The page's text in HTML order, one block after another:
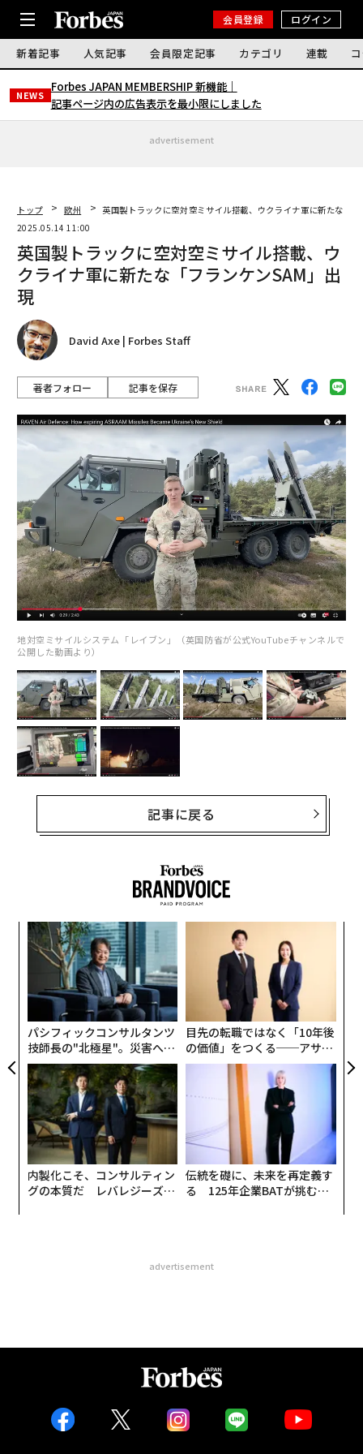
会員登録 ログイン
新着記事 人気記事 会員限定記事 カテゴリ 連載
NEWS
Forbes JAPAN MEMBERSHIP 新機能｜
記事ページ内の広告表示を最小限にしました
advertisement
トップ 欧州
英国製トラックに空対空ミサイル搭載、ウクライナ軍に新たな「
2025.05.14 11:00
英国製トラックに空対空ミサイル搭載、ウ
クライナ軍に新たな「フランケンSAM」出
現
David Axe | Forbes Staff
著者フォロー 記事を保存
地対空ミサイルシステム「レイブン」（英国防省が公式YouTubeチャンネルで
公開した動画より）
記事に戻る
パシフィックコンサルタンツ
技師長の"北極星"。災害への
無力感を乗り越え見つけた、
防災一筋20年の答え
目先の転職ではなく「10年後
の価値」をつくる──アサイ
ンの長期伴走型支援とは
内製化こそ、コンサルティン
グの本質だ レバレジーズが
伝統を礎に、未来を再定義す
る 125年企業BATが挑むス
advertisement